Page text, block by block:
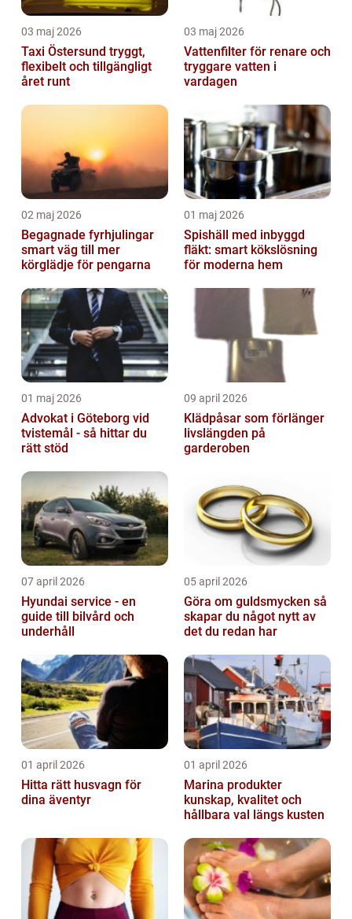
03 maj 2026
Taxi Östersund tryggt,
flexibelt och tillgängligt
året runt
03 maj 2026
Vattenfilter för renare och
tryggare vatten i
vardagen
02 maj 2026
Begagnade fyrhjulingar
smart väg till mer
körglädje för pengarna
01 maj 2026
Spishäll med inbyggd
fläkt: smart kökslösning
för moderna hem
01 maj 2026
Advokat i Göteborg vid
tvistemål - så hittar du
rätt stöd
09 april 2026
Klädpåsar som förlänger
livslängden på
garderoben
07 april 2026
Hyundai service - en
guide till bilvård och
underhåll
05 april 2026
Göra om guldsmycken så
skapar du något nytt av
det du redan har
01 april 2026
Hitta rätt husvagn för
dina äventyr
01 april 2026
Marina produkter
kunskap, kvalitet och
hållbara val längs kusten